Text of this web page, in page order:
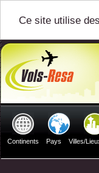
Ce site utilise
Continents Pays Villes/